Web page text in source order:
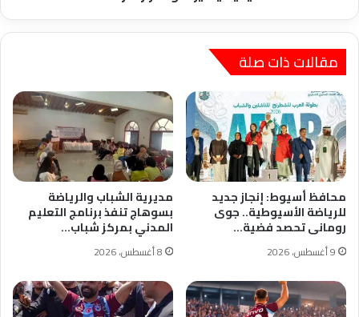
2008
مقالات ذات صلة
محافظ أسيوط: إنجاز جديد
للرياضة الأسيوطية.. جوى
رومانى تحصد فضية…
9 أغسطس، 2026
مديرية الشباب والرياضة
بسوهاج تنفذ برنامج التعليم
المدني بمركز شباب…
8 أغسطس، 2026